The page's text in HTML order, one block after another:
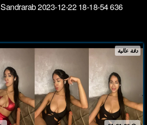
Sandrarab 2023-12-22 18-18-54 636
دقة عالية